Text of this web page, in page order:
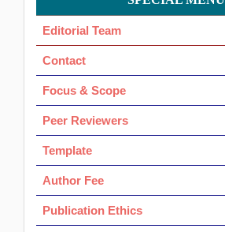
OK
Editorial Team
Contact
Focus & Scope
Peer Reviewers
Template
Author Fee
Publication Ethics